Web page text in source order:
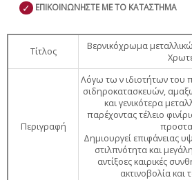
✓ ΕΠΙΚΟΙΝΩΝΗΣΤΕ ΜΕ ΤΟ ΚΑΤΑΣΤΗΜΑ
Τίτλος
Βερνικόχρωμα
Περιγραφή
Λόγω τω ν ιδιοτήτων του
σιδηροκατασκευών,
και γενικότερα
παρέχοντας τέλειο
Δημιουργεί επιφάνειας
στιλπνότητα και
αντίξοες καιρικές
ακτινοβολία και